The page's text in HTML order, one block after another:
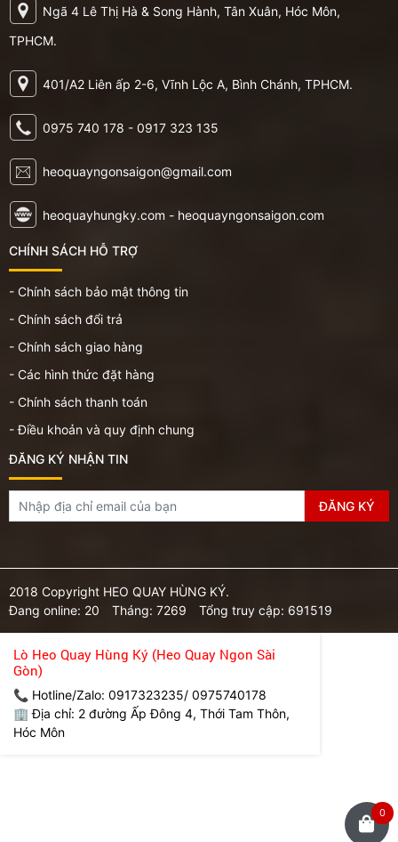
Ngã 4 Lê Thị Hà & Song Hành, Tân Xuân, Hóc Môn,
TPHCM.
401/A2 Liên ấp 2-6, Vĩnh Lộc A, Bình Chánh, TPHCM.
0975 740 178 - 0917 323 135
heoquayngonsaigon@gmail.com
heoquayhungky.com - heoquayngonsaigon.com
CHÍNH SÁCH HỖ TRỢ
- Chính sách bảo mật thông tin
- Chính sách đổi trả
- Chính sách giao hàng
- Các hình thức đặt hàng
- Chính sách thanh toán
- Điều khoản và quy định chung
ĐĂNG KÝ NHẬN TIN
2018 Copyright HEO QUAY HÙNG KÝ.
Đang online: 20
Tháng: 7269 Tổng truy cập: 691519
0
Lò Heo Quay Hùng Ký (Heo Quay Ngon Sài
Gòn)
📞 Hotline/Zalo: 0917323235/ 0975740178
🏢 Địa chỉ: 2 đường Ấp Đông 4, Thới Tam Thôn,
Hóc Môn